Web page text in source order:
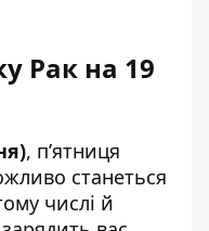
Рак на 19
, п’ятниця
станеться
числі й